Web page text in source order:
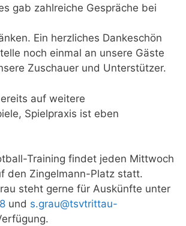
gab zahlreiche Gespräche bei
Ein herzliches Dankeschön
noch einmal an unsere Gäste
Zuschauer und Unterstützer.
auf weitere
Spielpraxis ist eben
Training findet jeden Mittwoch
den Zingelmann-Platz statt.
steht gerne für Auskünfte unter
und s.grau@tsvtrittau-